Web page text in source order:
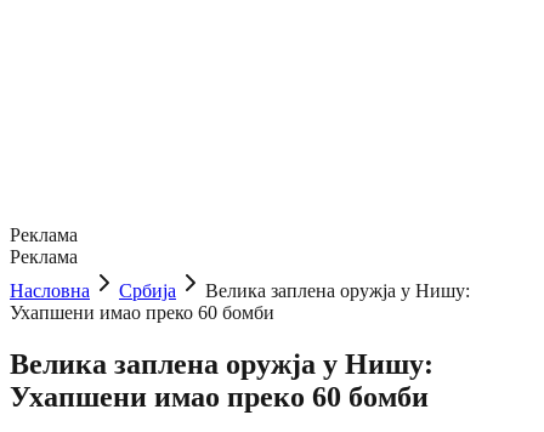
Реклама
Реклама
Насловна
Србија
Велика заплена оружја у Нишу:
Ухапшени имао преко 60 бомби
Велика заплена оружја у Нишу:
Ухапшени имао преко 60 бомби